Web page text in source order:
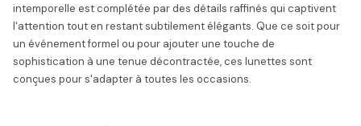
intemporelle est complétée par des détails raffinés qui captivent
l'attention tout en restant subtilement élégants. Que ce soit pour
un événement formel ou pour ajouter une touche de
sophistication à une tenue décontractée, ces lunettes sont
conçues pour s'adapter à toutes les occasions.